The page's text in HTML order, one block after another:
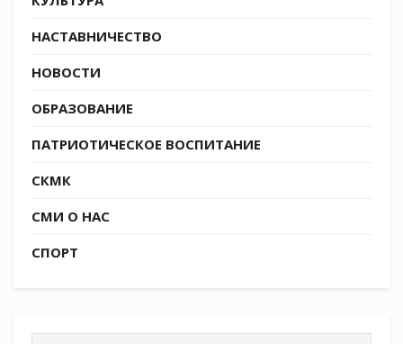
Кубани Дьяченко Даниил Эдуардович.
молодёжи Кубани
НАСТАВНИЧЕСТВО
НОВОСТИ
ОБРАЗОВАНИЕ
ПАТРИОТИЧЕСКОЕ ВОСПИТАНИЕ
СКМК
СМИ О НАС
СПОРТ